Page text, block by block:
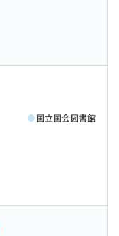
国立国会図書館